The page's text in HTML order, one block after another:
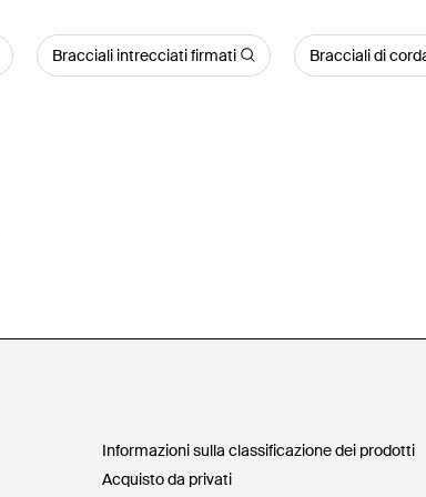
Bracciali intrecciati firmati Bracciali di
Informazioni sulla classificazione dei prodotti
Acquisto da privati